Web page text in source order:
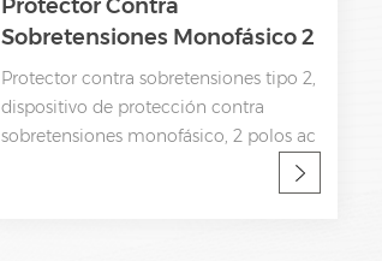
Protector Contra
Sobretensiones Monofásico 2
Polos 320V AC SPD
Protector contra sobretensiones tipo 2,
dispositivo de protección contra
sobretensiones monofásico, 2 polos ac